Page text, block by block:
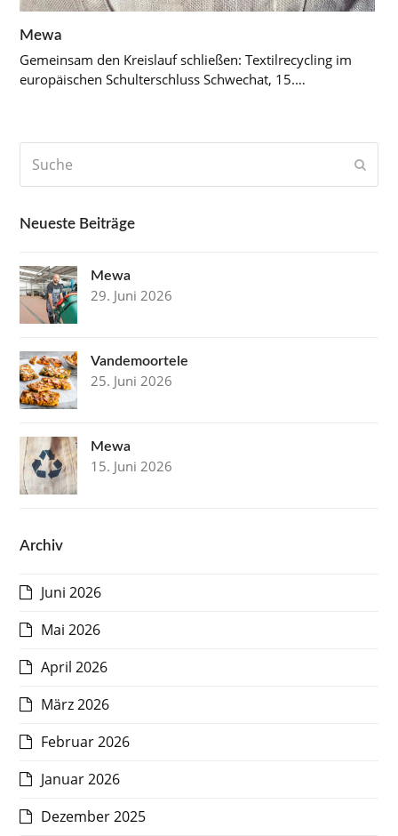
Mewa
Gemeinsam den Kreislauf schließen: Textilrecycling im
europäischen Schulterschluss Schwechat, 15.…
Neueste Beiträge
Mewa
29. Juni 2026
Vandemoortele
25. Juni 2026
Mewa
15. Juni 2026
Archiv
Juni 2026
Mai 2026
April 2026
März 2026
Februar 2026
Januar 2026
Dezember 2025